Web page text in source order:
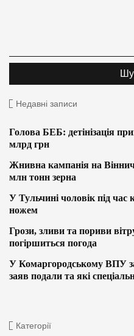
Недавні записи
Голова БЕБ: детінізація
млрд грн
Жнивна кампанія на
млн тонн зерна
У Тульчині чоловік під
ножем
Грози, зливи та пориви
погіршиться погода
У Комаргородському ВПУ
заяв подали та які
Категорії